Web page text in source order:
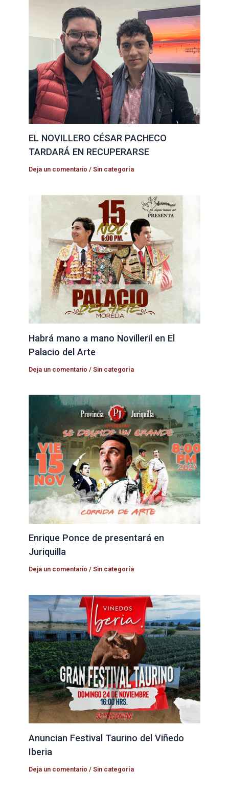
EL NOVILLERO CÉSAR PACHECO
TARDARÁ EN RECUPERARSE
Deja un comentario /Sin categoría
Habrá mano a mano Novilleril en El
Palacio del Arte
Deja un comentario /Sin categoría
Enrique Ponce de presentará en
Juriquilla
Deja un comentario /Sin categoría
Anuncian Festival Taurino del Viñedo
Iberia
Deja un comentario /Sin categoría